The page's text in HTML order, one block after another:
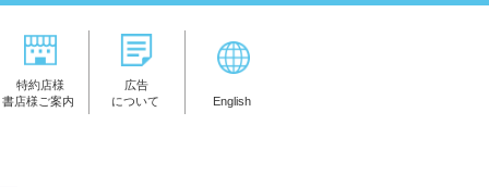
特約店様
書店様ご案内
広告
について
English